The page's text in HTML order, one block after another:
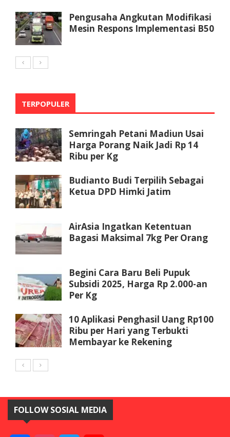
Pengusaha Angkutan Modifikasi
Mesin Respons Implementasi B50
TERPOPULER
Semringah Petani Madiun Usai
Harga Porang Naik Jadi Rp 14
Ribu per Kg
Budianto Budi Terpilih Sebagai
Ketua DPD Himki Jatim
AirAsia Ingatkan Ketentuan
Bagasi Maksimal 7kg Per Orang
Begini Cara Baru Beli Pupuk
Subsidi 2025, Harga Rp 2.000-an
Per Kg
10 Aplikasi Penghasil Uang Rp100
Ribu per Hari yang Terbukti
Membayar ke Rekening
FOLLOW SOSIAL MEDIA